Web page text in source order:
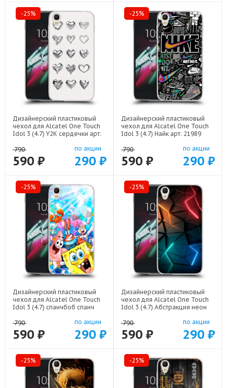
-25%
Дизайнерский пластиковый
чехол для Alcatel One Touch
Idol 3 (4.7) Y2K сердечки арт:
790
590 ₽
по акции
290 ₽
-25%
Дизайнерский пластиковый
чехол для Alcatel One Touch
Idol 3 (4.7) Найк арт: 21989
790
590 ₽
по акции
290 ₽
-25%
Дизайнерский пластиковый
чехол для Alcatel One Touch
Idol 3 (4.7) спанчбоб спанч
790
590 ₽
по акции
290 ₽
-25%
Дизайнерский пластиковый
чехол для Alcatel One Touch
Idol 3 (4.7) Абстракция неон
790
590 ₽
по акции
290 ₽
-25% -25%